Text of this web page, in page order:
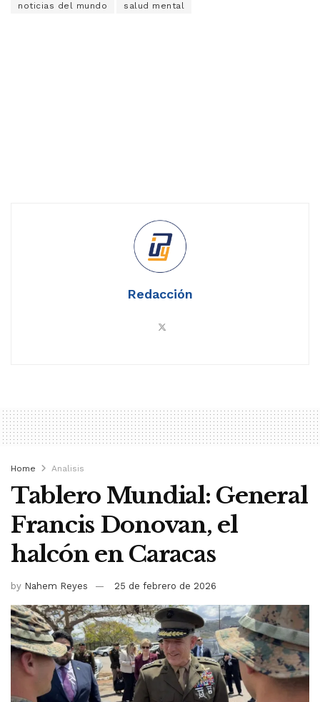
noticias del mundo salud mental
Redacción
Home Analisis
Tablero Mundial: General
Francis Donovan, el
halcón en Caracas
by Nahem Reyes 25 de febrero de 2026